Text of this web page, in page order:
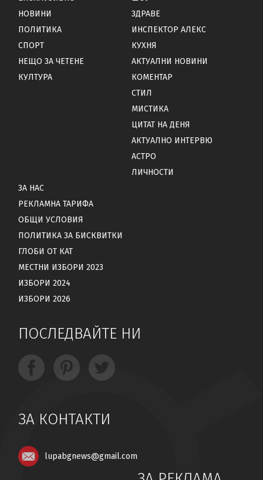
НОВИНИ
ПОЛИТИКА
СПОРТ
НЕЩО ЗА ЧЕТЕНЕ
КУЛТУРА
ЗДРАВЕ
ИНСПЕКТОР АЛЕКС
КУХНЯ
АКТУАЛНИ НОВИНИ
КОМЕНТАР
СТИЛ
МИСТИКА
ЦИТАТ НА ДЕНЯ
АКТУАЛНО ИНТЕРВЮ
АСТРО
ЛИЧНОСТИ
ЗА НАС
РЕКЛАМНА ТАРИФА
ОБЩИ УСЛОВИЯ
ПОЛИТИКА ЗА БИСКВИТКИ
ГЛОБИ ОТ КАТ
МЕСТНИ ИЗБОРИ 2023
ИЗБОРИ 2024
ИЗБОРИ 2026
ПОСЛЕДВАЙТЕ НИ
ЗА КОНТАКТИ
lupabgnews@gmail.com